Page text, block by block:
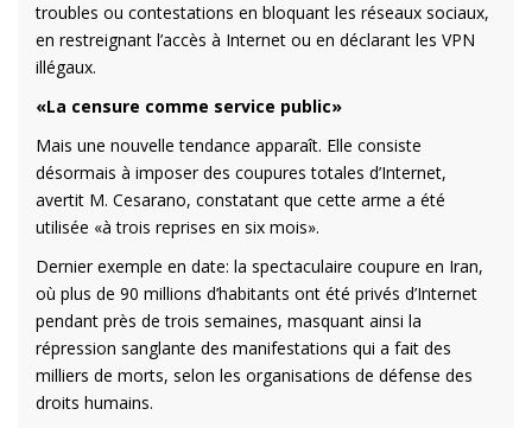
troubles ou contestations en bloquant les réseaux sociaux,
en restreignant l’accès à Internet ou en déclarant les VPN
illégaux.
«La censure comme service public»
Mais une nouvelle tendance apparaît. Elle consiste
désormais à imposer des coupures totales d’Internet,
avertit M. Cesarano, constatant que cette arme a été
utilisée «à trois reprises en six mois».
Dernier exemple en date: la spectaculaire coupure en Iran,
où plus de 90 millions d’habitants ont été privés d’Internet
pendant près de trois semaines, masquant ainsi la
répression sanglante des manifestations qui a fait des
milliers de morts, selon les organisations de défense des
droits humains.